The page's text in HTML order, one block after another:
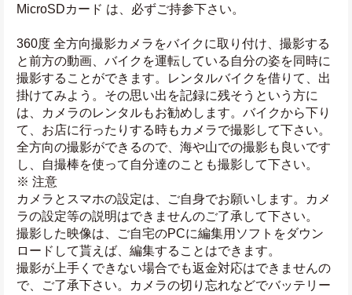
MicroSDカード は、必ずご持参下さい。
360度 全方向撮影カメラをバイクに取り付け、撮影する
と前方の動画、バイクを運転している自分の姿を同時に
撮影することができます。レンタルバイクを借りて、出
掛けてみよう。その思い出を記録に残そうという方に
は、カメラのレンタルもお勧めします。バイクから下り
て、お店に行ったりする時もカメラで撮影して下さい。
全方向の撮影ができるので、海や山での撮影も良いです
し、自撮棒を使って自分達のことも撮影して下さい。
※ 注意
カメラとスマホの設定は、ご自身でお願いします。カメ
ラの設定等の説明はできませんのご了承して下さい。
撮影した映像は、ご自宅のPCに編集用ソフトをダウン
ロードして貰えば、編集することはできます。
撮影が上手くできない場合でも返金対応はできませんの
で、ご了承下さい。カメラの切り忘れなどでバッテリー